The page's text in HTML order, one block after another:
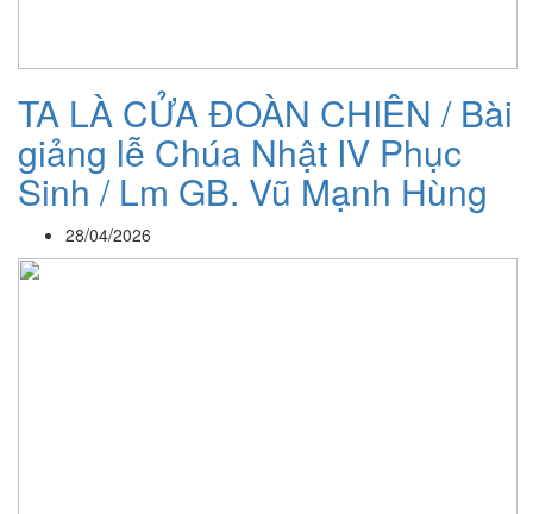
TA LÀ CỬA ĐOÀN CHIÊN / Bài
giảng lễ Chúa Nhật IV Phục
Sinh / Lm GB. Vũ Mạnh Hùng
28/04/2026